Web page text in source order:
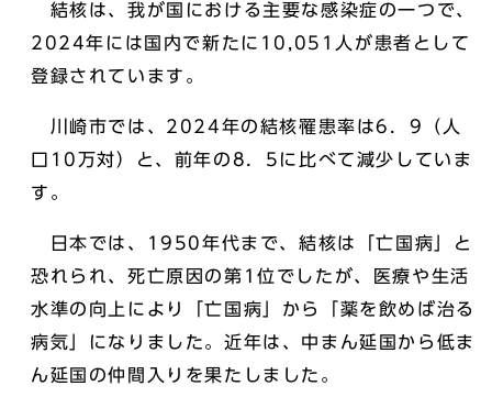
結核は、我が国における主要な感染症の一つで、
2024年には国内で新たに10,051人が患者として
登録されています。
川崎市では、2024年の結核罹患率は6．9（人
口10万対）と、前年の8．5に比べて減少していま
す。
日本では、1950年代まで、結核は「亡国病」と
恐れられ、死亡原因の第1位でしたが、医療や生活
水準の向上により「亡国病」から「薬を飲めば治る
病気」になりました。近年は、中まん延国から低ま
ん延国の仲間入りを果たしました。